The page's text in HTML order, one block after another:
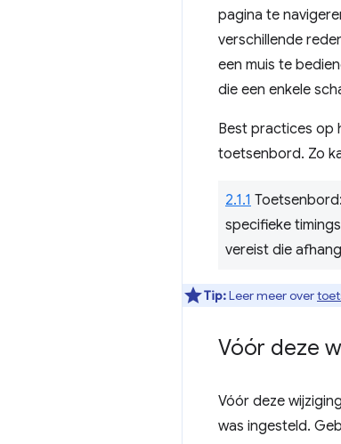
pagina te
verschillende
een muis te
die een enkele
Best practices op
toetsenbord. Zo
2.1.1
specifieke
vereist die
Tip:Leer meer over
Vóór deze
Vóór deze
was ingesteld.